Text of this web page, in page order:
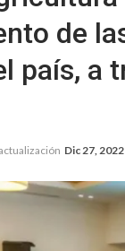
de
país, a
Dic 27, 2022